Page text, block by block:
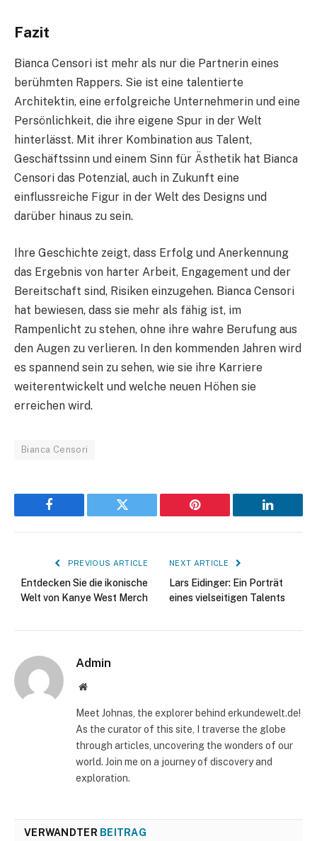
Fazit
Bianca Censori ist mehr als nur die Partnerin eines
berühmten Rappers. Sie ist eine talentierte
Architektin, eine erfolgreiche Unternehmerin und eine
Persönlichkeit, die ihre eigene Spur in der Welt
hinterlässt. Mit ihrer Kombination aus Talent,
Geschäftssinn und einem Sinn für Ästhetik hat Bianca
Censori das Potenzial, auch in Zukunft eine
einflussreiche Figur in der Welt des Designs und
darüber hinaus zu sein.
Ihre Geschichte zeigt, dass Erfolg und Anerkennung
das Ergebnis von harter Arbeit, Engagement und der
Bereitschaft sind, Risiken einzugehen. Bianca Censori
hat bewiesen, dass sie mehr als fähig ist, im
Rampenlicht zu stehen, ohne ihre wahre Berufung aus
den Augen zu verlieren. In den kommenden Jahren wird
es spannend sein zu sehen, wie sie ihre Karriere
weiterentwickelt und welche neuen Höhen sie
erreichen wird.
Bianca Censori
Facebook Twitter Pinterest LinkedIn
PREVIOUS ARTICLE
Entdecken Sie die ikonische
Welt von Kanye West Merch
NEXT ARTICLE
Lars Eidinger: Ein Porträt
eines vielseitigen Talents
Admin
Website
Meet Johnas, the explorer behind erkundewelt.de!
As the curator of this site, I traverse the globe
through articles, uncovering the wonders of our
world. Join me on a journey of discovery and
exploration.
VERWANDTER BEITRAG